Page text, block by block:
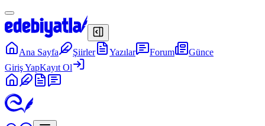
Ana Sayfa Şiirler Yazılar Forum
Günce
Giriş YapKayıt Ol